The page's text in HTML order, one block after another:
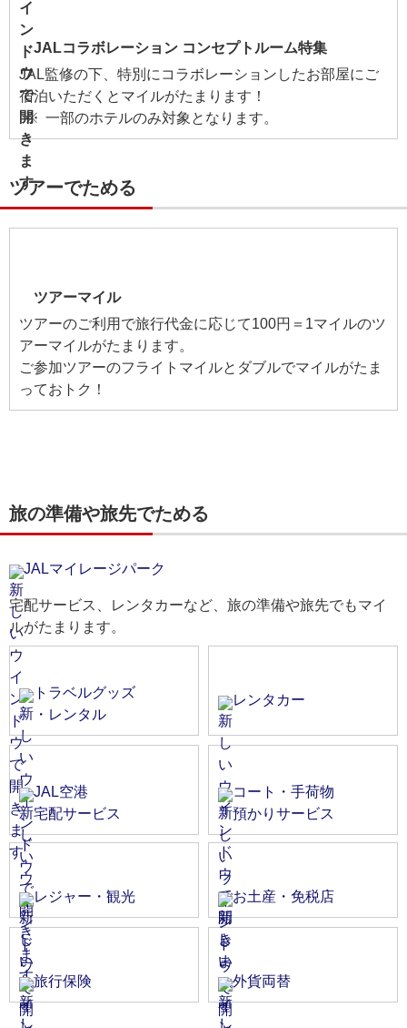
JALコラボレーション コンセプトルーム特集
JAL監修の下、特別にコラボレーションしたお部屋にご
宿泊いただくとマイルがたまります！
一部のホテルのみ対象となります。
ツアーでためる
ツアーマイル
ツアーのご利用で旅行代金に応じて100円＝1マイルのツ
アーマイルがたまります。
ご参加ツアーのフライトマイルとダブルでマイルがたま
っておトク！
旅の準備や旅先でためる
JALマイレージパーク
宅配サービス、レンタカーなど、旅の準備や旅先でもマイ
ルがたまります。
トラベルグッズ
・レンタル
レンタカー
JAL空港
宅配サービス
コート・手荷物
預かりサービス
レジャー・観光 お土産・免税店
旅行保険 外貨両替